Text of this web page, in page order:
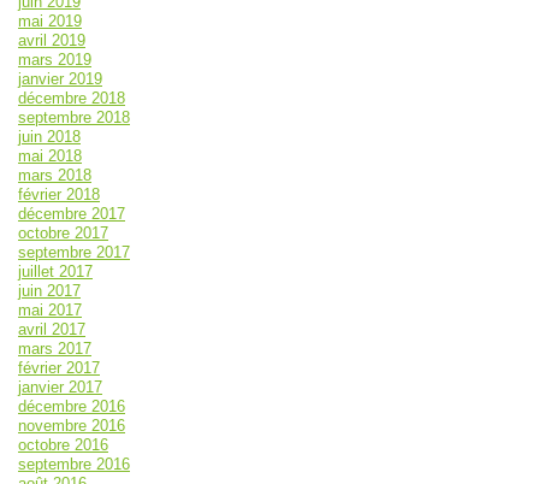
mai 2019
avril 2019
mars 2019
janvier 2019
décembre 2018
septembre 2018
juin 2018
mai 2018
mars 2018
février 2018
décembre 2017
octobre 2017
septembre 2017
juillet 2017
juin 2017
mai 2017
avril 2017
mars 2017
février 2017
janvier 2017
décembre 2016
novembre 2016
octobre 2016
septembre 2016